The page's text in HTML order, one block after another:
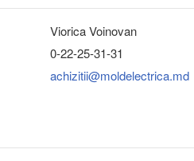
Viorica Voinovan
0-22-25-31-31
achizitii@moldelectrica.md